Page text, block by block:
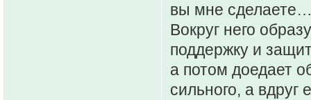
вы мне
Вокруг него
поддержку и
а потом доедает
сильного, а